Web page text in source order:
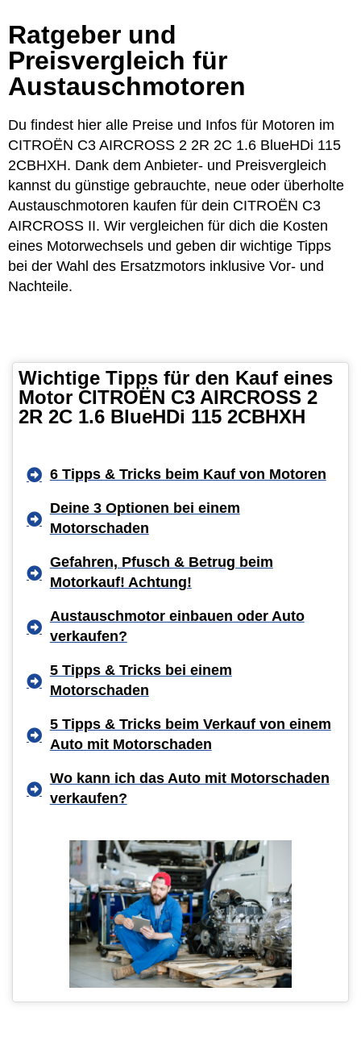
Ratgeber und
Preisvergleich für
Austauschmotoren
Du findest hier alle Preise und Infos für Motoren im
CITROËN C3 AIRCROSS 2 2R 2C 1.6 BlueHDi 115
2CBHXH. Dank dem Anbieter- und Preisvergleich
kannst du günstige gebrauchte, neue oder überholte
Austauschmotoren kaufen für dein CITROËN C3
AIRCROSS II. Wir vergleichen für dich die Kosten
eines Motorwechsels und geben dir wichtige Tipps
bei der Wahl des Ersatzmotors inklusive Vor- und
Nachteile.
Wichtige Tipps für den Kauf eines
Motor CITROËN C3 AIRCROSS 2
2R 2C 1.6 BlueHDi 115 2CBHXH
6 Tipps & Tricks beim Kauf von Motoren
Deine 3 Optionen bei einem
Motorschaden
Gefahren, Pfusch & Betrug beim
Motorkauf! Achtung!
Austauschmotor einbauen oder Auto
verkaufen?
5 Tipps & Tricks bei einem
Motorschaden
5 Tipps & Tricks beim Verkauf von einem
Auto mit Motorschaden
Wo kann ich das Auto mit Motorschaden
verkaufen?